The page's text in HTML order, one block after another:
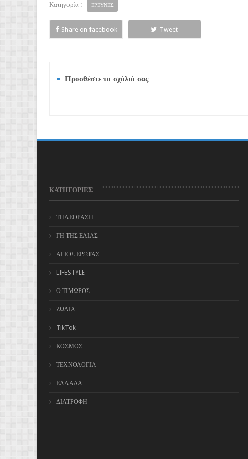
Κατηγορία : ΕΡΕΥΝΕΣ
Share on facebook Tweet
Προσθέστε το σχόλιό σας
ΚΑΤΗΓΟΡΙΕΣ
ΤΗΛΕΟΡΑΣΗ
ΓΗ ΤΗΣ ΕΛΙΑΣ
ΑΓΙΟΣ ΕΡΩΤΑΣ
LIFESTYLE
Ο ΤΙΜΩΡΟΣ
ΖΩΔΙΑ
TikTok
ΚΟΣΜΟΣ
ΤΕΧΝΟΛΟΓΙΑ
ΕΛΛΑΔΑ
ΔΙΑΤΡΟΦΗ